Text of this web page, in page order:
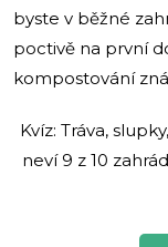
byste v běžné
poctivě na první
kompostování
Kvíz: Tráva,
neví 9 z 10